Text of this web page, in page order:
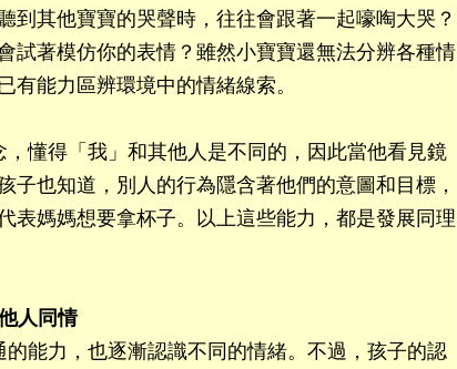
到其他寶寶的哭聲時，往往會跟著一起嚎啕大哭？
試著模仿你的表情？雖然小寶寶還無法分辨各種情
能力區辨環境中的情緒線索。
懂得「我」和其他人是不同的，因此當他看見鏡
子也知道，別人的行為隱含著他們的意圖和目標，
表媽媽想要拿杯子。以上這些能力，都是發展同理
人同情
能力，也逐漸認識不同的情緒。不過，孩子的認